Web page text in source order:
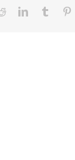
RedditLinkedInTumblr